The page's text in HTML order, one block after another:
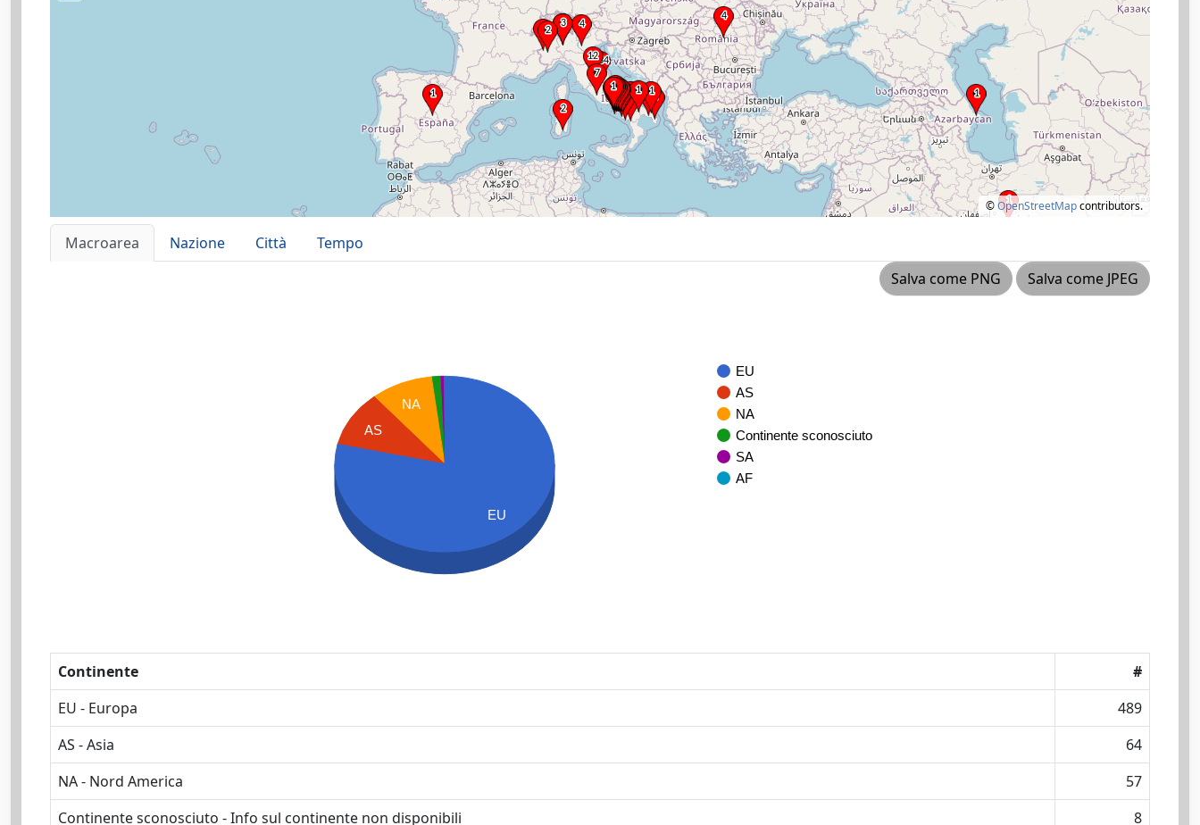
©OpenStreetMapcontributors.
Macroarea Nazione Città
Tempo
Salva come PNG
Salva come JPEG
EU
AS
NA
Continente sconosciuto
SA
AF
NA
AS
EU
Continente
#
EU - Europa
489
AS - Asia
64
NA - Nord America
57
Continente sconosciuto - Info sul continente non disponibili
8